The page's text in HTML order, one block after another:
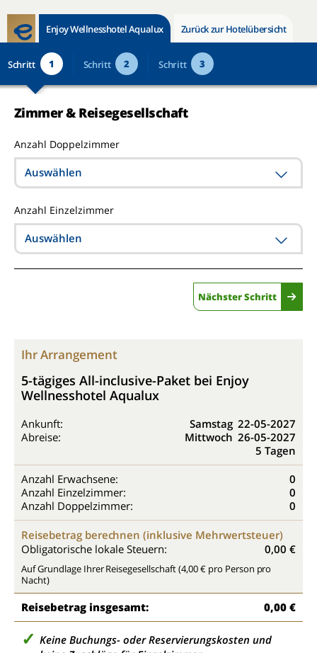
Enjoy Wellnesshotel Aqualux Zurück zur Hotelübersicht
Schritt 1 Schritt 2 Schritt 3
Zimmer & Reisegesellschaft
Anzahl Doppelzimmer
Auswählen
Anzahl Einzelzimmer
Auswählen
Nächster Schritt
Ihr Arrangement
5-tägiges All-inclusive-Paket bei Enjoy
Wellnesshotel Aqualux
Ankunft: Samstag 22-05-2027
Abreise:
Mittwoch 26-05-2027
5 Tagen
Anzahl Erwachsene:
0
Anzahl Einzelzimmer:
0
Anzahl Doppelzimmer:
0
Reisebetrag berechnen (inklusive Mehrwertsteuer)
Obligatorische lokale Steuern:
0,00 €
Auf Grundlage Ihrer Reisegesellschaft (4,00 € pro Person pro
Nacht)
Reisebetrag insgesamt: 0,00 €
Keine Buchungs- oder Reservierungskosten und